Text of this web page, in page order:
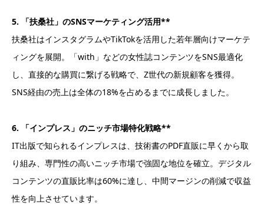
5. 「扶桑社」のSNSマーケティング活用**
扶桑社はインスタグラムやTikTokを活用した若年層向けマーケテ
ィングを展開。「with」などの女性誌コンテンツをSNS最適化
し、直接的な購買に繋げる戦略で、Z世代の新規顧客を獲得。
SNS経由の売上は全体の18%を占めるまでに成長しました。
6. 「インプレス」のニッチ市場特化戦略**
IT出版で知られるインプレスは、技術書のPDF直販に早くから取
り組み、専門性の高いニッチ市場で強固な地位を確立。デジタル
コンテンツの直販比率は60%に達し、中間マージンの削減で収益
性を向上させています。